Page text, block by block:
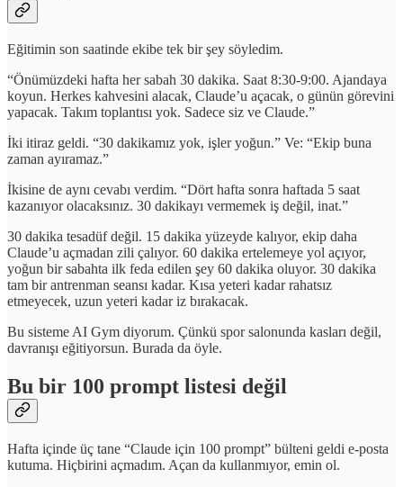
Eğitimin son saatinde ekibe tek bir şey söyledim.
“Önümüzdeki hafta her sabah 30 dakika. Saat 8:30-9:00. Ajandaya
koyun. Herkes kahvesini alacak, Claude’u açacak, o günün görevini
yapacak. Takım toplantısı yok. Sadece siz ve Claude.”
İki itiraz geldi. “30 dakikamız yok, işler yoğun.” Ve: “Ekip buna
zaman ayıramaz.”
İkisine de aynı cevabı verdim. “Dört hafta sonra haftada 5 saat
kazanıyor olacaksınız. 30 dakikayı vermemek iş değil, inat.”
30 dakika tesadüf değil. 15 dakika yüzeyde kalıyor, ekip daha
Claude’u açmadan zili çalıyor. 60 dakika ertelemeye yol açıyor,
yoğun bir sabahta ilk feda edilen şey 60 dakika oluyor. 30 dakika
tam bir antrenman seansı kadar. Kısa yeteri kadar rahatsız
etmeyecek, uzun yeteri kadar iz bırakacak.
Bu sisteme AI Gym diyorum. Çünkü spor salonunda kasları değil,
davranışı eğitiyorsun. Burada da öyle.
Bu bir 100 prompt listesi değil
Hafta içinde üç tane “Claude için 100 prompt” bülteni geldi e-posta
kutuma. Hiçbirini açmadım. Açan da kullanmıyor, emin ol.